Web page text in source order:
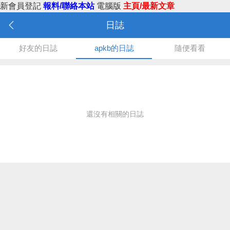
新會員登記 報料/聯絡本站 電腦版 主頁/最新文章
日誌
好友的日誌 apkb的日誌 隨便看看
還沒有相關的日誌